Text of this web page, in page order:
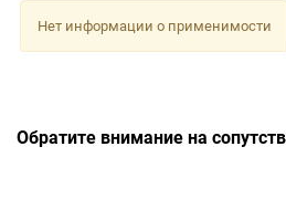
Нет информации о применимости
Обратите внимание на